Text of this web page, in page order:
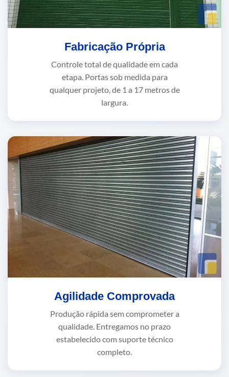
Fabricação Própria
Controle total de qualidade em cada
etapa. Portas sob medida para
qualquer projeto, de 1 a 17 metros de
largura.
Agilidade Comprovada
Produção rápida sem comprometer a
qualidade. Entregamos no prazo
estabelecido com suporte técnico
completo.